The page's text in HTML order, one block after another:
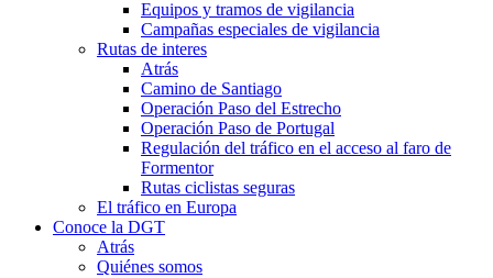
Equipos y tramos de vigilancia
Campañas especiales de vigilancia
Rutas de interes
Atrás
Camino de Santiago
Operación Paso del Estrecho
Operación Paso de Portugal
Regulación del tráfico en el acceso al faro de
Formentor
Rutas ciclistas seguras
El tráfico en Europa
Conoce la DGT
Atrás
Quiénes somos